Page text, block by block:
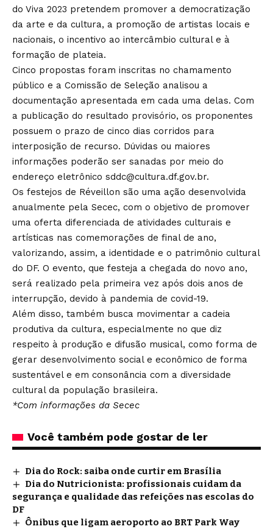
do Viva 2023 pretendem promover a democratização
da arte e da cultura, a promoção de artistas locais e
nacionais, o incentivo ao intercâmbio cultural e à
formação de plateia.
Cinco propostas foram inscritas no chamamento
público e a Comissão de Seleção analisou a
documentação apresentada em cada uma delas. Com
a publicação do resultado provisório, os proponentes
possuem o prazo de cinco dias corridos para
interposição de recurso. Dúvidas ou maiores
informações poderão ser sanadas por meio do
endereço eletrônico sddc@cultura.df.gov.br.
Os festejos de Réveillon são uma ação desenvolvida
anualmente pela Secec, com o objetivo de promover
uma oferta diferenciada de atividades culturais e
artísticas nas comemorações de final de ano,
valorizando, assim, a identidade e o patrimônio cultural
do DF. O evento, que festeja a chegada do novo ano,
será realizado pela primeira vez após dois anos de
interrupção, devido à pandemia de covid-19.
Além disso, também busca movimentar a cadeia
produtiva da cultura, especialmente no que diz
respeito à produção e difusão musical, como forma de
gerar desenvolvimento social e econômico de forma
sustentável e em consonância com a diversidade
cultural da população brasileira.
*Com informações da Secec
Você também pode gostar de ler
Dia do Rock: saiba onde curtir em Brasília
Dia do Nutricionista: profissionais cuidam da
segurança e qualidade das refeições nas escolas do
DF
Ônibus que ligam aeroporto ao BRT Park Way